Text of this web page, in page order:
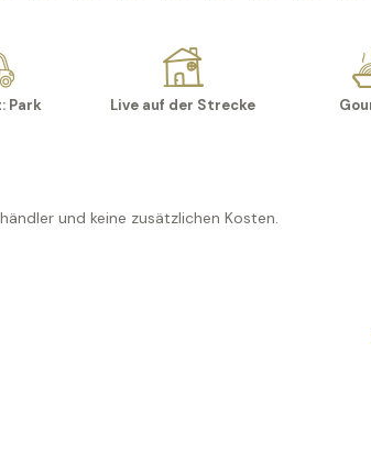
Park Live auf der Strecke
und keine zusätzlichen Kosten.